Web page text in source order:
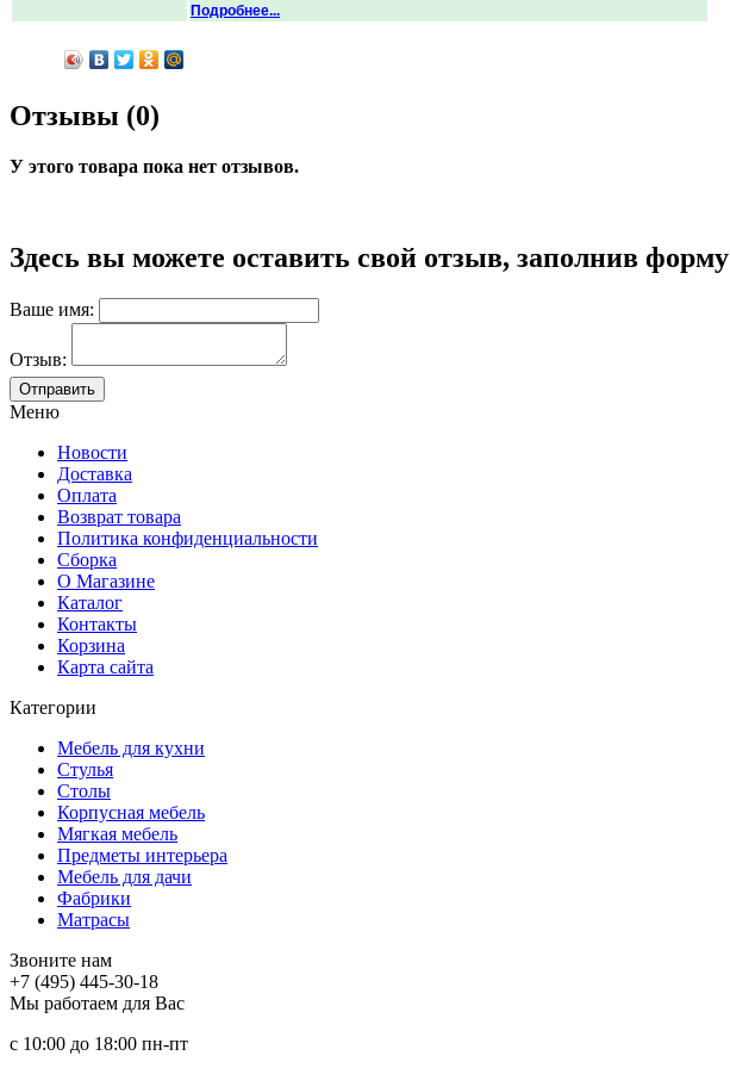
Подробнее...
Отзывы (0)
У этого товара пока нет отзывов.
Здесь вы можете оставить свой отзыв, заполнив форму
Ваше имя:
Отзыв:
Меню
Новости
Доставка
Оплата
Возврат товара
Политика конфиденциальности
Сборка
О Магазине
Каталог
Контакты
Корзина
Карта сайта
Категории
Мебель для кухни
Стулья
Столы
Корпусная мебель
Мягкая мебель
Предметы интерьера
Мебель для дачи
Фабрики
Матраcы
Звоните нам
+7 (495) 445-30-18
Мы работаем для Вас
с 10:00 до 18:00 пн-пт